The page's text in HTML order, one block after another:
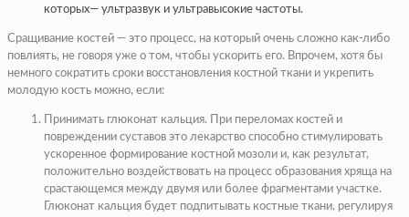
которых— ультразвук и ультравысокие частоты.
Сращивание костей — это процесс, на который очень сложно как-либо
повлиять, не говоря уже о том, чтобы ускорить его. Впрочем, хотя бы
немного сократить сроки восстановления костной ткани и укрепить
молодую кость можно, если:
Принимать глюконат кальция. При переломах костей и
повреждении суставов это лекарство способно стимулировать
ускоренное формирование костной мозоли и, как результат,
положительно воздействовать на процесс образования хряща на
срастающемся между двумя или более фрагментами участке.
Глюконат кальция будет подпитывать костные ткани, регулируя